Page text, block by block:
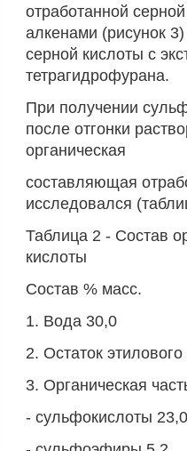
отработанной
алкенами (рисунок
серной кислоты с
тетрагидрофурана.
При получении
после отгонки
органическая
составляющая
исследовался
Таблица 2 - Состав
кислоты
Состав % масс.
1. Вода 30,0
2. Остаток
3. Органическая
- сульфокислоты 23,0